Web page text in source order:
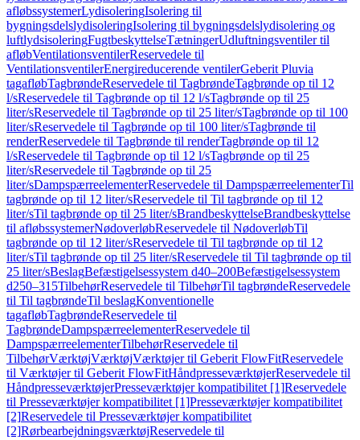
afløbssystemerLydisoleringIsolering til
bygningsdelslydisoleringIsolering til bygningsdelslydisolering og
luftlydsisoleringFugtbeskyttelseTætningerUdluftningsventiler til
afløbVentilationsventilerReservedele til
VentilationsventilerEnergireducerende ventilerGeberit Pluvia
tagafløbTagbrøndeReservedele til TagbrøndeTagbrønde op til 12
l/sReservedele til Tagbrønde op til 12 l/sTagbrønde op til 25
liter/sReservedele til Tagbrønde op til 25 liter/sTagbrønde op til 100
liter/sReservedele til Tagbrønde op til 100 liter/sTagbrønde til
renderReservedele til Tagbrønde til renderTagbrønde op til 12
l/sReservedele til Tagbrønde op til 12 l/sTagbrønde op til 25
liter/sReservedele til Tagbrønde op til 25
liter/sDampspærreelementerReservedele til DampspærreelementerTil
tagbrønde op til 12 liter/sReservedele til Til tagbrønde op til 12
liter/sTil tagbrønde op til 25 liter/sBrandbeskyttelseBrandbeskyttelse
til afløbssystemerNødoverløbReservedele til NødoverløbTil
tagbrønde op til 12 liter/sReservedele til Til tagbrønde op til 12
liter/sTil tagbrønde op til 25 liter/sReservedele til Til tagbrønde op til
25 liter/sBeslagBefæstigelsessystem d40–200Befæstigelsessystem
d250–315TilbehørReservedele til TilbehørTil tagbrøndeReservedele
til Til tagbrøndeTil beslagKonventionelle
tagafløbTagbrøndeReservedele til
TagbrøndeDampspærreelementerReservedele til
DampspærreelementerTilbehørReservedele til
TilbehørVærktøjVærktøjVærktøjer til Geberit FlowFitReservedele
til Værktøjer til Geberit FlowFitHåndpresseværktøjerReservedele til
HåndpresseværktøjerPresseværktøjer kompatibilitet [1]Reservedele
til Presseværktøjer kompatibilitet [1]Presseværktøjer kompatibilitet
[2]Reservedele til Presseværktøjer kompatibilitet
[2]RørbearbejdningsværktøjReservedele til